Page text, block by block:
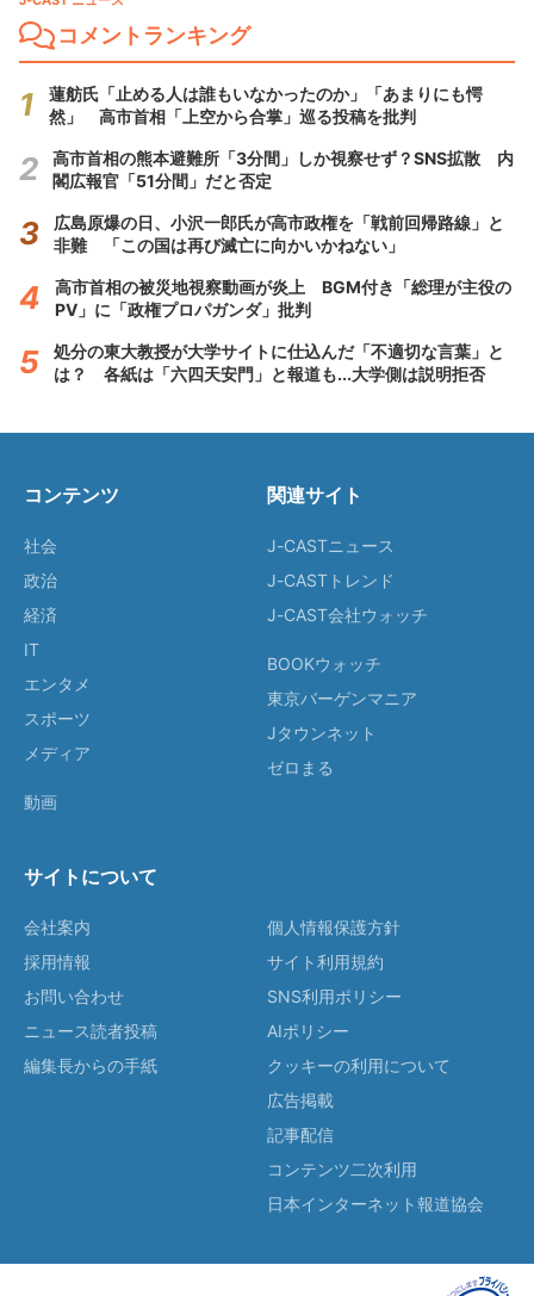
コメントランキング
蓮舫氏「止める人は誰もいなかったのか」「あまりにも愕
然」 高市首相「上空から合掌」巡る投稿を批判
高市首相の熊本避難所「3分間」しか視察せず？SNS拡散 内
閣広報官「51分間」だと否定
広島原爆の日、小沢一郎氏が高市政権を「戦前回帰路線」と
非難 「この国は再び滅亡に向かいかねない」
高市首相の被災地視察動画が炎上 BGM付き「総理が主役の
PV」に「政権プロパガンダ」批判
処分の東大教授が大学サイトに仕込んだ「不適切な言葉」と
は？ 各紙は「六四天安門」と報道も...大学側は説明拒否
コンテンツ
社会
政治
経済
IT
エンタメ
スポーツ
メディア
動画
関連サイト
J-CASTニュース
J-CASTトレンド
J-CAST会社ウォッチ
BOOKウォッチ
東京バーゲンマニア
Jタウンネット
ゼロまる
サイトについて
会社案内
採用情報
お問い合わせ
ニュース読者投稿
編集長からの手紙
個人情報保護方針
サイト利用規約
SNS利用ポリシー
AIポリシー
クッキーの利用について
広告掲載
記事配信
コンテンツ二次利用
日本インターネット報道協会